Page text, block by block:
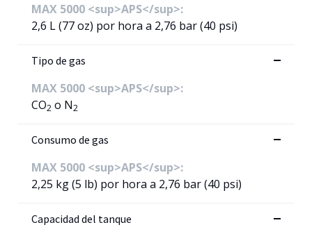
MAX 5000 <sup>APS</sup>:
2,6 L (77 oz) por hora a 2,76 bar (40 psi)
Tipo de gas
MAX 5000 <sup>APS</sup>:
CO2 o N2
Consumo de gas
MAX 5000 <sup>APS</sup>:
2,25 kg (5 lb) por hora a 2,76 bar (40 psi)
Capacidad del tanque